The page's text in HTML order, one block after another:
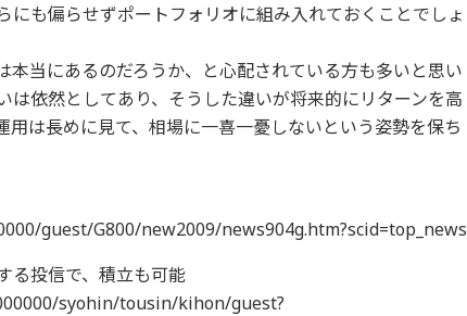
にも偏らせずポートフォリオに組み入れておくことでしょ
本当にあるのだろうか、と心配されている方も多いと思い
は依然としてあり、そうした違いが将来的にリターンを高
は長めに見て、相場に一喜一憂しないという姿勢を保ち
guest/G800/new2009/news904g.htm?scid=top_news
る投信で、積立も可能
syohin/tousin/kihon/guest?